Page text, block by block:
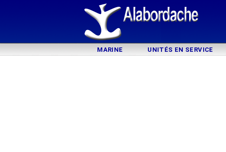
MARINE UNITÉS EN SERVICE